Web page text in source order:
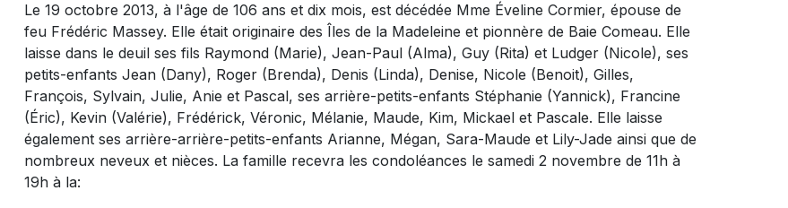
Le 19 octobre 2013, à l'âge de 106 ans et dix mois, est décédée Mme Éveline Cormier, épouse de
feu Frédéric Massey. Elle était originaire des Îles de la Madeleine et pionnère de Baie Comeau. Elle
laisse dans le deuil ses fils Raymond (Marie), Jean-Paul (Alma), Guy (Rita) et Ludger (Nicole), ses
petits-enfants Jean (Dany), Roger (Brenda), Denis (Linda), Denise, Nicole (Benoit), Gilles,
François, Sylvain, Julie, Anie et Pascal, ses arrière-petits-enfants Stéphanie (Yannick), Francine
(Éric), Kevin (Valérie), Frédérick, Véronic, Mélanie, Maude, Kim, Mickael et Pascale. Elle laisse
également ses arrière-arrière-petits-enfants Arianne, Mégan, Sara-Maude et Lily-Jade ainsi que de
nombreux neveux et nièces. La famille recevra les condoléances le samedi 2 novembre de 11h à
19h à la: